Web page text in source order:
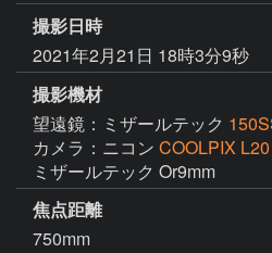
撮影日時
2021年2月21日 18時3分9秒
撮影機材
望遠鏡：ミザールテック
カメラ：ニコン COOLPIX L20
ミザールテック Or9mm
焦点距離
750mm